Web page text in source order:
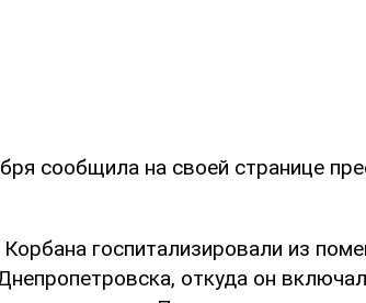
сообщила на своей странице
госпитализировали из
откуда он